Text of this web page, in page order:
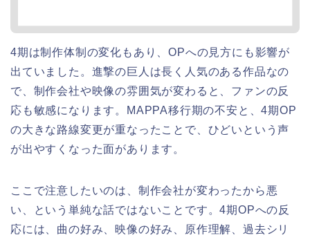
4期は制作体制の変化もあり、OPへの見方にも影響が
出ていました。進撃の巨人は長く人気のある作品なの
で、制作会社や映像の雰囲気が変わると、ファンの反
応も敏感になります。MAPPA移行期の不安と、4期OP
の大きな路線変更が重なったことで、ひどいという声
が出やすくなった面があります。
ここで注意したいのは、制作会社が変わったから悪
い、という単純な話ではないことです。4期OPへの反
応には、曲の好み、映像の好み、原作理解、過去シリ